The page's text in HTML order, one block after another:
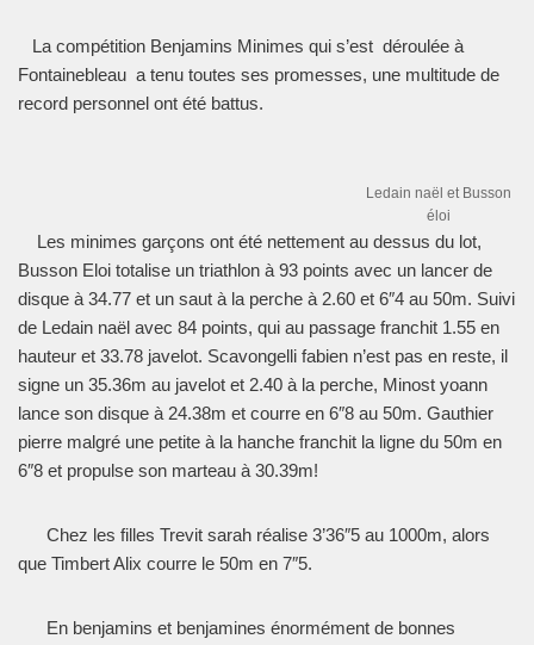
La compétition Benjamins Minimes qui s’est déroulée à
Fontainebleau a tenu toutes ses promesses, une multitude de
record personnel ont été battus.
Ledain naël et Busson
éloi
Les minimes garçons ont été nettement au dessus du lot,
Busson Eloi totalise un triathlon à 93 points avec un lancer de
disque à 34.77 et un saut à la perche à 2.60 et 6″4 au 50m. Suivi
de Ledain naël avec 84 points, qui au passage franchit 1.55 en
hauteur et 33.78 javelot. Scavongelli fabien n’est pas en reste, il
signe un 35.36m au javelot et 2.40 à la perche, Minost yoann
lance son disque à 24.38m et courre en 6″8 au 50m. Gauthier
pierre malgré une petite à la hanche franchit la ligne du 50m en
6″8 et propulse son marteau à 30.39m!
Chez les filles Trevit sarah réalise 3’36″5 au 1000m, alors
que Timbert Alix courre le 50m en 7″5.
En benjamins et benjamines énormément de bonnes